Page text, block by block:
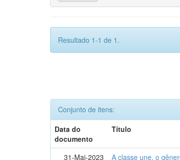
Resultado 1-1 de 1.
Conjunto de itens:
Data do
documento
Título
31-Mai-2023 A classe une, o